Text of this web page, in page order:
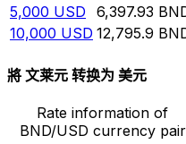
5,000 USD 6,397.93
10,000 USD 12,795.9
將 文莱元 转换为 美元
Rate information of
BND/USD currency pair